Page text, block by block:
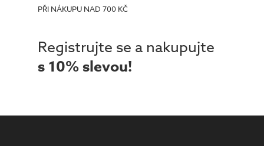
PŘI NÁKUPU NAD 700 KČ
Registrujte se a nakupujte
s 10% slevou!